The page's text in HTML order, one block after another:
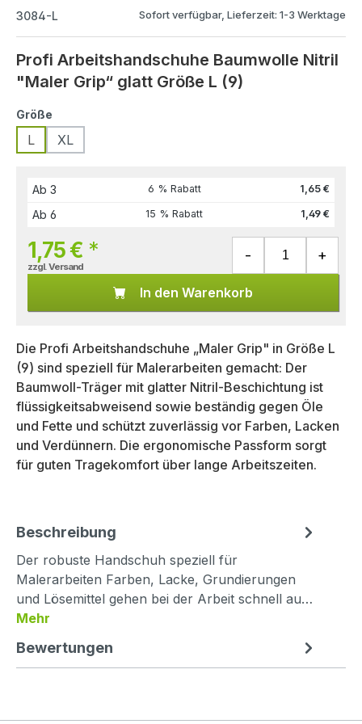
3084-L Sofort verfügbar, Lieferzeit: 1-3 Werktage
Profi Arbeitshandschuhe Baumwolle Nitril
"Maler Grip“ glatt Größe L (9)
Größe
L XL
Ab 3 6 % Rabatt 1,65 €
Ab 6 15 % Rabatt 1,49 €
1,75 € *
zzgl. Versand
In den Warenkorb
Die Profi Arbeitshandschuhe „Maler Grip" in Größe L
(9) sind speziell für Malerarbeiten gemacht: Der
Baumwoll-Träger mit glatter Nitril-Beschichtung ist
flüssigkeitsabweisend sowie beständig gegen Öle
und Fette und schützt zuverlässig vor Farben, Lacken
und Verdünnern. Die ergonomische Passform sorgt
für guten Tragekomfort über lange Arbeitszeiten.
Beschreibung
Der robuste Handschuh speziell für
Malerarbeiten Farben, Lacke, Grundierungen
und Lösemittel gehen bei der Arbeit schnell au…
Mehr
Bewertungen